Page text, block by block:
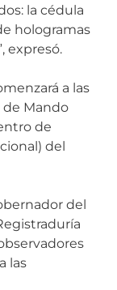
la cédula
hologramas
expresó.
a las
de Mando
de
del
del
las